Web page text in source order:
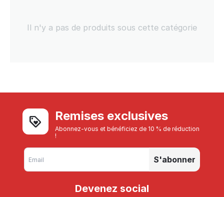
Il n'y a pas de produits sous cette catégorie
Remises exclusives
Abonnez-vous et bénéficiez de 10 % de réduction
!
S'abonner
Devenez social